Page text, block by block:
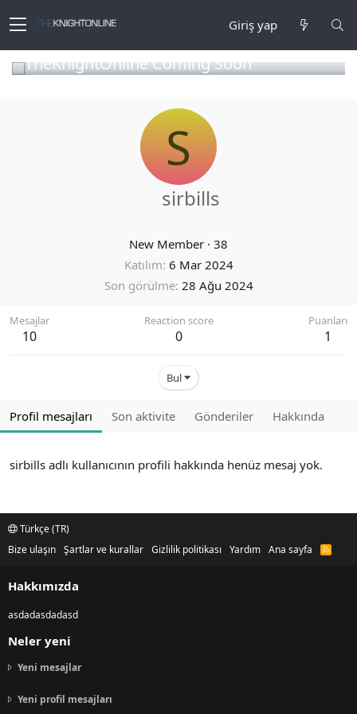
Giriş yap
TheKnightOnline Coming Soon
S
sirbills
New Member · 38
Katılım 6 Mar 2024
Son görülme 28 Ağu 2024
Mesajlar
10
Reaction score
0
Puanları
1
Bul
Profil mesajları Son aktivite Gönderiler Hakkında
sirbills adlı kullanıcının profili hakkında henüz mesaj yok.
Türkçe (TR)
Bize ulaşın Şartlar ve kurallar Gizlilik politikası Yardım Ana sayfa
R
Hakkımızda
asdadasdadasd
Neler yeni
Yeni mesajlar
Yeni profil mesajları